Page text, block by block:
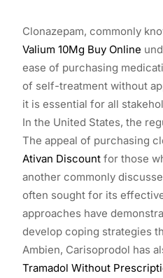
Clonazepam, commonly
Valium 10Mg Buy Online
ease of purchasing
of self-treatment without
it is essential for all
In the United States, the
The appeal of purchasing
Ativan Discount for those
another commonly
often sought for its
approaches have
develop coping strategies
Ambien, Carisoprodol has
Tramadol Without